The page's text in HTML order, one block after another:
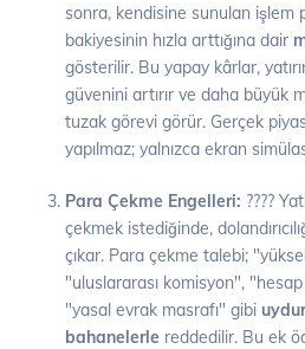
sonra, kendisine sunulan işlem
bakiyesinin hızla arttığına dair
gösterilir. Bu yapay kârlar,
güvenini artırır ve daha büyük
tuzak görevi görür. Gerçek
yapılmaz; yalnızca ekran
Para Çekme Engelleri: ????
çekmek istediğinde,
çıkar. Para çekme talebi;
"uluslararası komisyon",
"yasal evrak masrafı" gibi
bahanelerle reddedilir. Bu ek